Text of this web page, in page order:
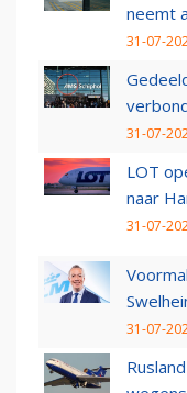
neemt
31-07-
31-07-
LOT
naar
31-07-
31-07-